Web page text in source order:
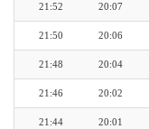
20:07
21:52
20:06
21:50
20:04
21:48
20:02
21:46
20:01
21:44